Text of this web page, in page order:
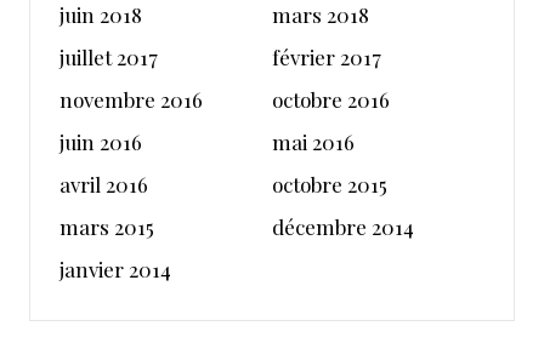
juin 2018
mars 2018
juillet 2017
février 2017
novembre 2016
octobre 2016
juin 2016
mai 2016
avril 2016
octobre 2015
mars 2015
décembre 2014
janvier 2014